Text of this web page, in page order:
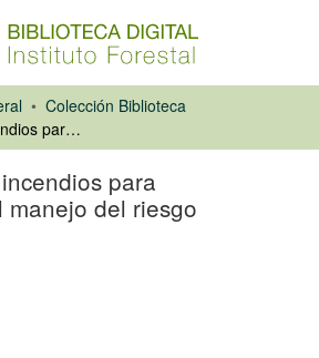
Colección Biblioteca
Seguros contra incendios para plantaciones. El manejo del riesgo
para
manejo del riesgo